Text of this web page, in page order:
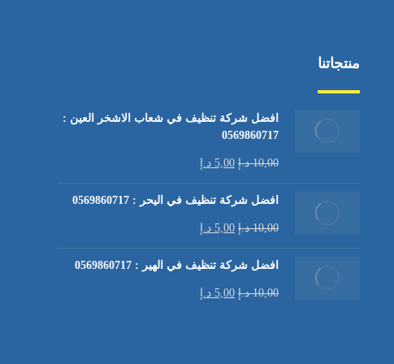
منتجاتنا
افضل شركة تنظيف في شعاب الاشخر العين :
0569860717
10,00 د.إ 5,00 د.إ
افضل شركة تنظيف في اليحر : 0569860717
10,00 د.إ 5,00 د.إ
افضل شركة تنظيف في الهير : 0569860717
10,00 د.إ 5,00 د.إ